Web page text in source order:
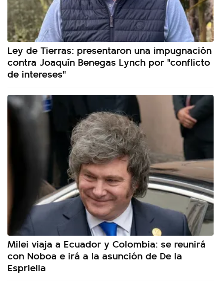
Ley de Tierras: presentaron una impugnación
contra Joaquín Benegas Lynch por "conflicto
de intereses"
Milei viaja a Ecuador y Colombia: se reunirá
con Noboa e irá a la asunción de De la
Espriella